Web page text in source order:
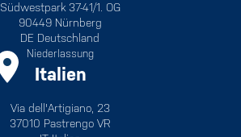
Südwestpark 37-41/1. OG
90449 Nürnberg
DE Deutschland
Niederlassung
Italien
Via dell'Artigiano, 23
37010 Pastrengo VR